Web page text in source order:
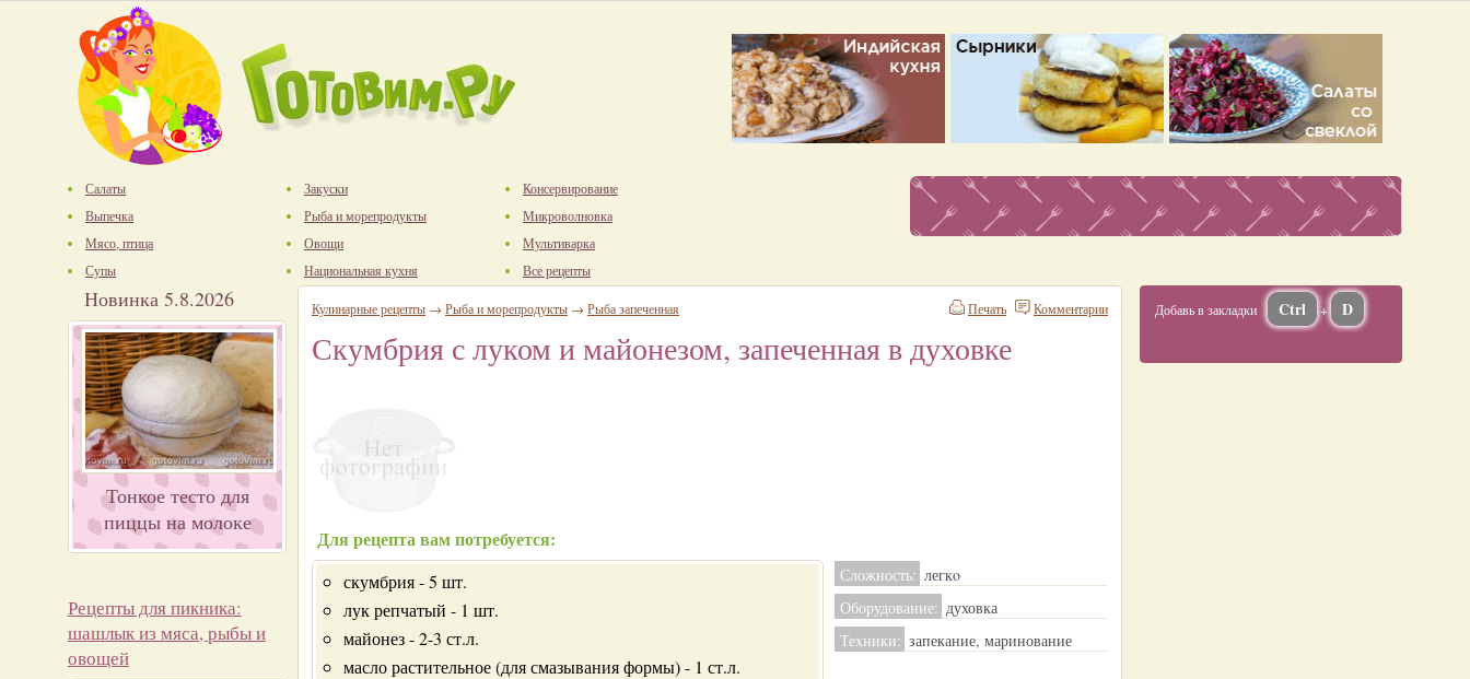
Салаты
Выпечка
Мясо, птица
Супы
Закуски
Рыба и морепродукты
Овощи
Национальная кухня
Консервирование
Микроволновка
Мультиварка
Все рецепты
Новинка 5.8.2026
Тонкое тесто для
пиццы на молоке
Рецепты для пикника:
шашлык из мяса, рыбы и
овощей
Комментарии
Печать
Кулинарные рецепты → Рыба и морепродукты → Рыба запеченная
Скумбрия с луком и майонезом, запеченная в духовке
Сложность: легкo
Оборудование: духовка
Техники: запекание, маринование
Для рецепта вам потребуется:
скумбрия - 5 шт.
лук репчатый - 1 шт.
майонез - 2-3 ст.л.
масло растительное (для смазывания формы) - 1 ст.л.
Добавь в закладки Ctrl + D